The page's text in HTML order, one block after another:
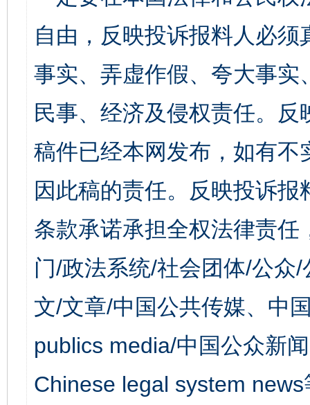
自由，反映投诉报料人必
事实、弄虚作假、夸大事
民事、经济及侵权责任。
稿件已经本网发布，如有
因此稿的责任。反映投诉
条款承诺承担全权法律责
门/政法系统/社会团体/公众
文/文章/中国公共传媒、中
publics media/中国公众新
Chinese legal system